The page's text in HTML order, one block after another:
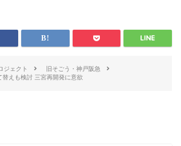
ジェクト
旧そごう・神戸阪急
えも検討 三宮再開発に意欲